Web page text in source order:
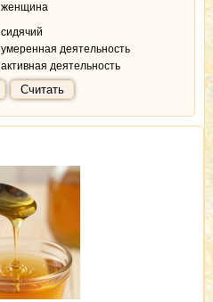
женщина
сидячий
умеренная деятельность
активная деятельность
Считать